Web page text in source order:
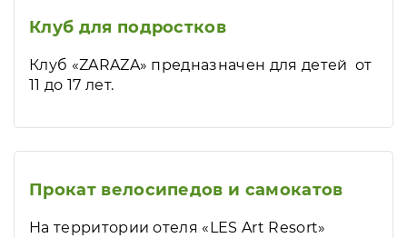
Клуб для подростков
Клуб «ZARAZA» предназначен для детей от
11 до 17 лет.
Прокат велосипедов и самокатов
На территории отеля «LES Art Resort»